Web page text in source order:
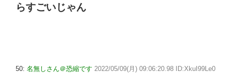
らすごいじゃん
50: 名無しさん＠恐縮です 2022/05/09(月) 09:06:20.98 ID:XkuI99Le0